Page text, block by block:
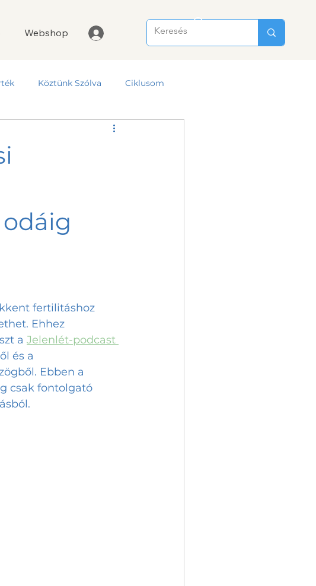
Webshop
Köztünk Szólva Ciklusom
fertilitáshoz
Ehhez
a Jelenlét-podcast
és a
Ebben a
csak fontolgató